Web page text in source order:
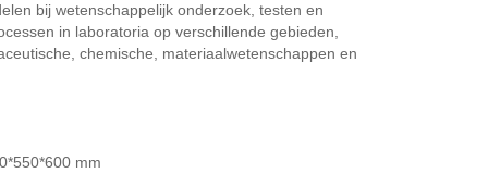
bij wetenschappelijk onderzoek, testen en
in laboratoria op verschillende gebieden,
chemische, materiaalwetenschappen en
mm